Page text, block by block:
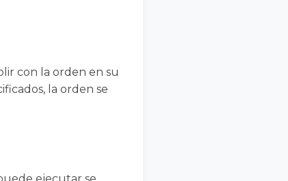
con la orden en su
la orden se